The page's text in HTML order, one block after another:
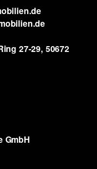
27-29, 50672
GmbH